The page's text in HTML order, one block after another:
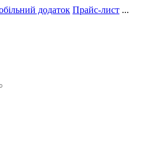
додаток Прайс-лист ...